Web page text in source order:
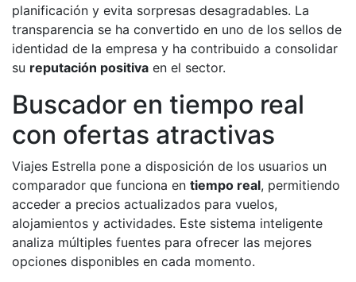
planificación y evita sorpresas desagradables. La
transparencia se ha convertido en uno de los sellos de
identidad de la empresa y ha contribuido a consolidar
su reputación positiva en el sector.
Buscador en tiempo real
con ofertas atractivas
Viajes Estrella pone a disposición de los usuarios un
comparador que funciona en tiempo real, permitiendo
acceder a precios actualizados para vuelos,
alojamientos y actividades. Este sistema inteligente
analiza múltiples fuentes para ofrecer las mejores
opciones disponibles en cada momento.